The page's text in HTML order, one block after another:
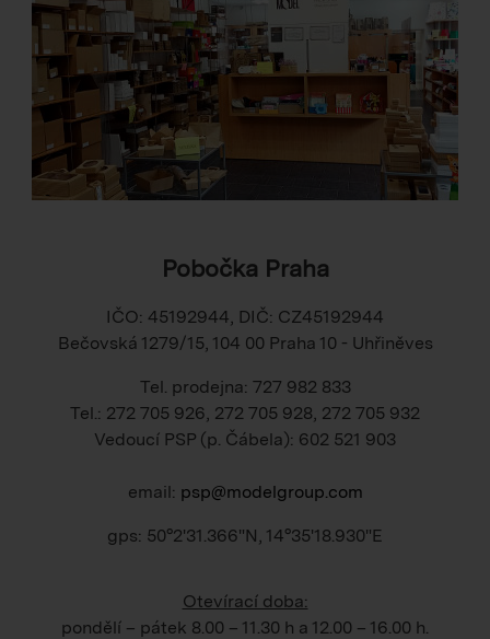
Pobočka Praha
IČO: 45192944, DIČ: CZ45192944
Bečovská 1279/15, 104 00 Praha 10 - Uhřiněves
Tel. prodejna: 727 982 833
Tel.: 272 705 926, 272 705 928, 272 705 932
Vedoucí PSP (p. Čábela): 602 521 903
email: psp@modelgroup.com
gps: 50°2'31.366"N, 14°35'18.930"E
Otevírací doba:
pondělí – pátek 8.00 – 11.30 h a 12.00 – 16.00 h